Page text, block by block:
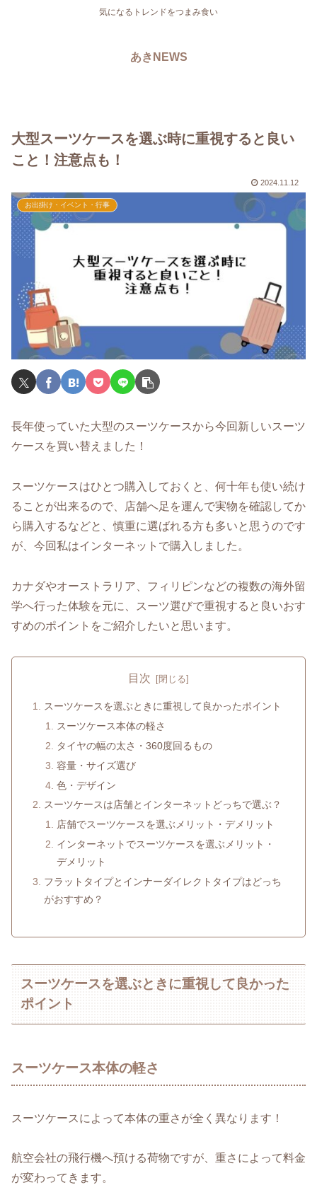
気になるトレンドをつまみ食い
あきNEWS
大型スーツケースを選ぶ時に重視すると良い
こと！注意点も！
2024.11.12
お出掛け・イベント・行事
長年使っていた大型のスーツケースから今回新しいスーツ
ケースを買い替えました！
スーツケースはひとつ購入しておくと、何十年も使い続け
ることが出来るので、店舗へ足を運んで実物を確認してか
ら購入するなどと、慎重に選ばれる方も多いと思うのです
が、今回私はインターネットで購入しました。
カナダやオーストラリア、フィリピンなどの複数の海外留
学へ行った体験を元に、スーツ選びで重視すると良いおす
すめのポイントをご紹介したいと思います。
目次
スーツケースを選ぶときに重視して良かったポイント
スーツケース本体の軽さ
タイヤの幅の太さ・360度回るもの
容量・サイズ選び
色・デザイン
スーツケースは店舗とインターネットどっちで選ぶ？
店舗でスーツケースを選ぶメリット・デメリット
インターネットでスーツケースを選ぶメリット・
デメリット
フラットタイプとインナーダイレクトタイプはどっち
がおすすめ？
スーツケースを選ぶときに重視して良かった
ポイント
スーツケース本体の軽さ
スーツケースによって本体の重さが全く異なります！
航空会社の飛行機へ預ける荷物ですが、重さによって料金
が変わってきます。